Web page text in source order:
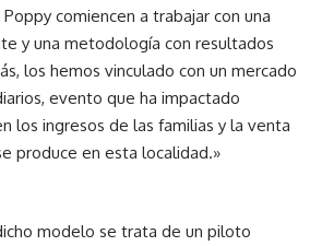
comiencen a trabajar con una
y una metodología con resultados
los hemos vinculado con un mercado
evento que ha impactado
los ingresos de las familias y la venta
produce en esta localidad.»
modelo se trata de un piloto